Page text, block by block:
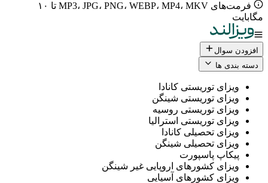
فرمت‌های MP3، JPG، PNG، WEBP، MP4، MKV تا ۱۰
ها
توریستی کانادا
توریستی شینگن
توریستی روسیه
توریستی استرالیا
تحصیلی کانادا
تحصیلی شینگن
پاسپورت
کشورهای اروپایی غیر شینگن
کشورهای آسیایی